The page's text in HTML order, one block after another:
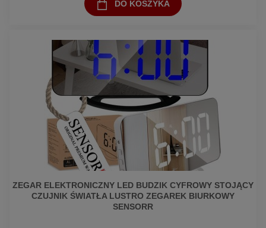
DO KOSZYKA
ZEGAR ELEKTRONICZNY LED BUDZIK CYFROWY STOJĄCY
CZUJNIK ŚWIATŁA LUSTRO ZEGAREK BIURKOWY
SENSORR